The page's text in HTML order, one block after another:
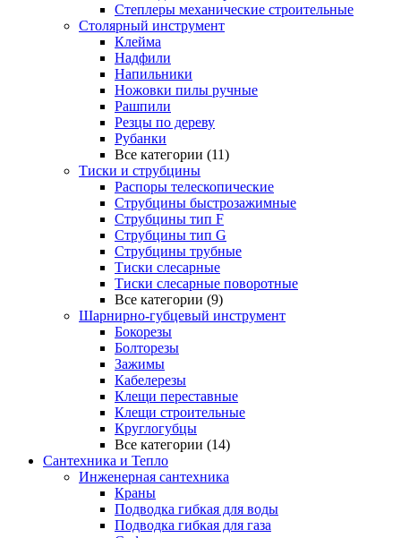
Степлеры механические строительные
Столярный инструмент
Клейма
Надфили
Напильники
Ножовки пилы ручные
Рашпили
Резцы по дереву
Рубанки
Все категории (11)
Тиски и струбцины
Распоры телескопические
Струбцины быстрозажимные
Струбцины тип F
Струбцины тип G
Струбцины трубные
Тиски слесарные
Тиски слесарные поворотные
Все категории (9)
Шарнирно-губцевый инструмент
Бокорезы
Болторезы
Зажимы
Кабелерезы
Клещи переставные
Клещи строительные
Круглогубцы
Все категории (14)
Сантехника и Тепло
Инженерная сантехника
Краны
Подводка гибкая для воды
Подводка гибкая для газа